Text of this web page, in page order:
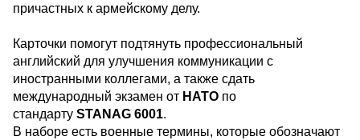
причастных к армейскому делу.
Карточки помогут подтянуть профессиональный
английский для улучшения коммуникации с
иностранными коллегами, а также сдать
международный экзамен от НАТО по
стандарту STANAG 6001.
В наборе есть военные термины, которые обозначают